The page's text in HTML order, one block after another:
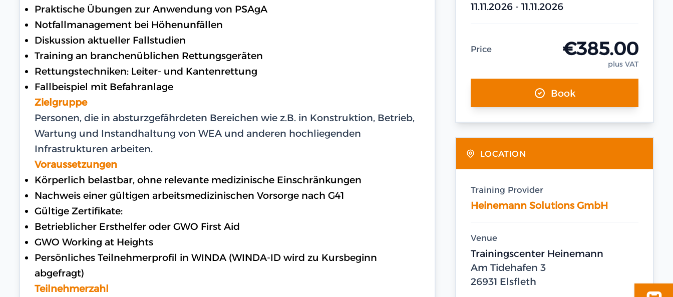
Praktische Übungen zur Anwendung von PSAgA
Notfallmanagement bei Höhenunfällen
Diskussion aktueller Fallstudien
Training an branchenüblichen Rettungsgeräten
Rettungstechniken: Leiter- und Kantenrettung
Fallbeispiel mit Befahranlage
Zielgruppe
Personen, die in absturzgefährdeten Bereichen wie z.B. in Konstruktion, Betrieb,
Wartung und Instandhaltung von WEA und anderen hochliegenden
Infrastrukturen arbeiten.
Voraussetzungen
Körperlich belastbar, ohne relevante medizinische Einschränkungen
Nachweis einer gültigen arbeitsmedizinischen Vorsorge nach G41
Gültige Zertifikate:
Betrieblicher Ersthelfer oder GWO First Aid
GWO Working at Heights
Persönliches Teilnehmerprofil in WINDA (WINDA-ID wird zu Kursbeginn
abgefragt)
Teilnehmerzahl
11.11.2026 - 11.11.2026
Price €385.00
plus VAT
Book
LOCATION
Training Provider
Heinemann Solutions GmbH
Venue
Trainingscenter Heinemann
Am Tidehafen 3
26931 Elsfleth